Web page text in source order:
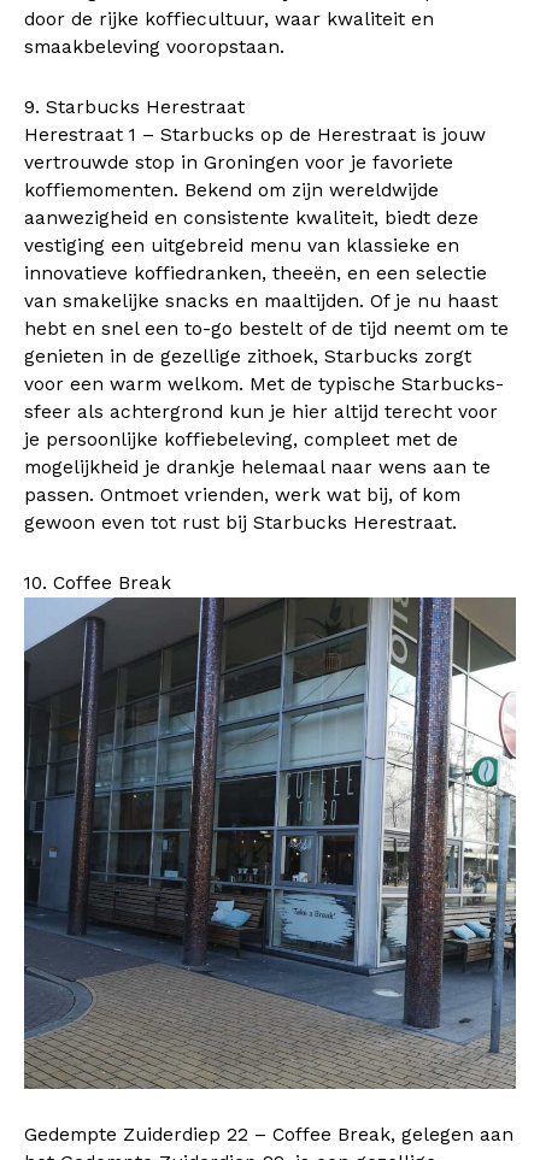
door de rijke koffiecultuur, waar kwaliteit en
smaakbeleving vooropstaan.
9. Starbucks Herestraat
Herestraat 1 – Starbucks op de Herestraat is jouw
vertrouwde stop in Groningen voor je favoriete
koffiemomenten. Bekend om zijn wereldwijde
aanwezigheid en consistente kwaliteit, biedt deze
vestiging een uitgebreid menu van klassieke en
innovatieve koffiedranken, theeën, en een selectie
van smakelijke snacks en maaltijden. Of je nu haast
hebt en snel een to-go bestelt of de tijd neemt om te
genieten in de gezellige zithoek, Starbucks zorgt
voor een warm welkom. Met de typische Starbucks-
sfeer als achtergrond kun je hier altijd terecht voor
je persoonlijke koffiebeleving, compleet met de
mogelijkheid je drankje helemaal naar wens aan te
passen. Ontmoet vrienden, werk wat bij, of kom
gewoon even tot rust bij Starbucks Herestraat.
10. Coffee Break
Gedempte Zuiderdiep 22 – Coffee Break, gelegen aan